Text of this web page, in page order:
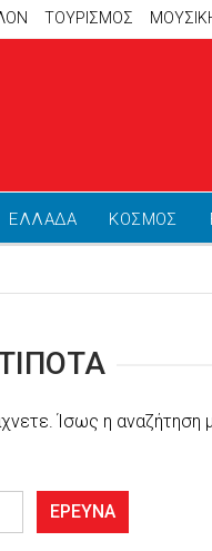
ΤΟΥΡΙΣΜΟΣ
ΕΛΛΑΔΑ ΚΟΣΜΟΣ
Ίσως η αναζήτηση